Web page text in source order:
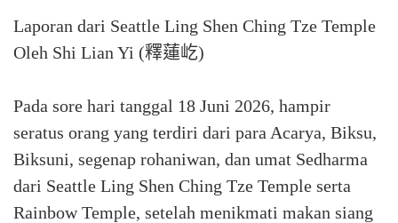
Laporan dari Seattle Ling Shen Ching Tze Temple
Oleh Shi Lian Yi (釋蓮屹)
Pada sore hari tanggal 18 Juni 2026, hampir
seratus orang yang terdiri dari para Acarya, Biksu,
Biksuni, segenap rohaniwan, dan umat Sedharma
dari Seattle Ling Shen Ching Tze Temple serta
Rainbow Temple, setelah menikmati makan siang